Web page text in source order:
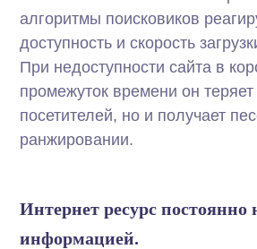
алгоритмы поисковиков
доступность и скорость
При недоступности сайта в
промежуток времени он теряет
посетителей, но и получает
ранжировании.
Интернет ресурс постоянно
информацией.